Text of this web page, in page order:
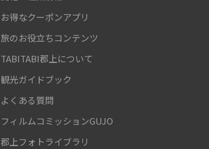
お得なクーポンアプリ
旅のお役立ちコンテンツ
TABITABI郡上について
観光ガイドブック
よくある質問
フィルムコミッションGUJO
郡上フォトライブラリ